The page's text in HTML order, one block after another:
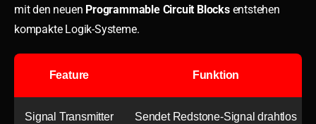
mit den neuen Programmable Circuit Blocksentstehen
kompakte Logik-Systeme.
Feature Funktion
Signal Transmitter Sendet Redstone-Signal drahtlos